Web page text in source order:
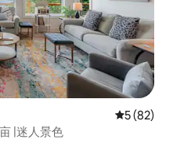
平均评分
5 (82)
|迷人景色